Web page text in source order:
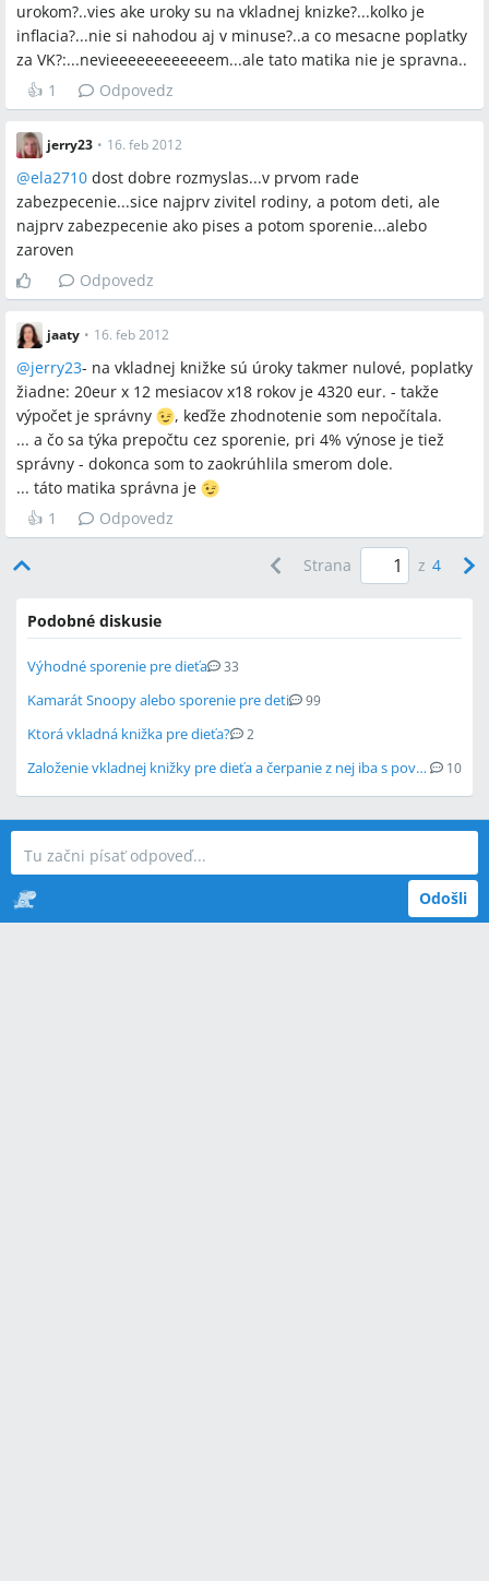
urokom?..vies ake uroky su na vkladnej knizke?...kolko je
inflacia?...nie si nahodou aj v minuse?..a co mesacne poplatky
za VK?:...nevieeeeeeeeeeeem...ale tato matika nie je spravna..
👍 1 Odpovedz
jerry23 • 16. feb 2012
@ela2710 dost dobre rozmyslas...v prvom rade
zabezpecenie...sice najprv zivitel rodiny, a potom deti, ale
najprv zabezpecenie ako pises a potom sporenie...alebo
zaroven
Odpovedz
jaaty • 16. feb 2012
@jerry23- na vkladnej knižke sú úroky takmer nulové, poplatky
žiadne: 20eur x 12 mesiacov x18 rokov je 4320 eur. - takže
výpočet je správny
, keďže zhodnotenie som nepočítala.
... a čo sa týka prepočtu cez sporenie, pri 4% výnose je tiež
správny - dokonca som to zaokrúhlila smerom dole.
... táto matika správna je
👍 1 Odpovedz
Strana z 4
Podobné diskusie
Výhodné sporenie pre dieťa 33
Kamarát Snoopy alebo sporenie pre deti 99
Ktorá vkladná knižka pre dieťa? 2
Založenie vkladnej knižky pre dieťa a čerpanie z nej iba s povolením súdu 10
Odošli